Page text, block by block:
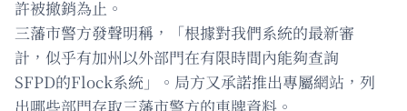
許被撤銷為止。
三藩市警方發聲明稱，「根據對我們系統的最新審
計，似乎有加州以外部門在有限時間內能夠查詢
SFPD的Flock系統」。局方又承諾推出專屬網站，列
出哪些部門存取三藩市警方的車牌資料。